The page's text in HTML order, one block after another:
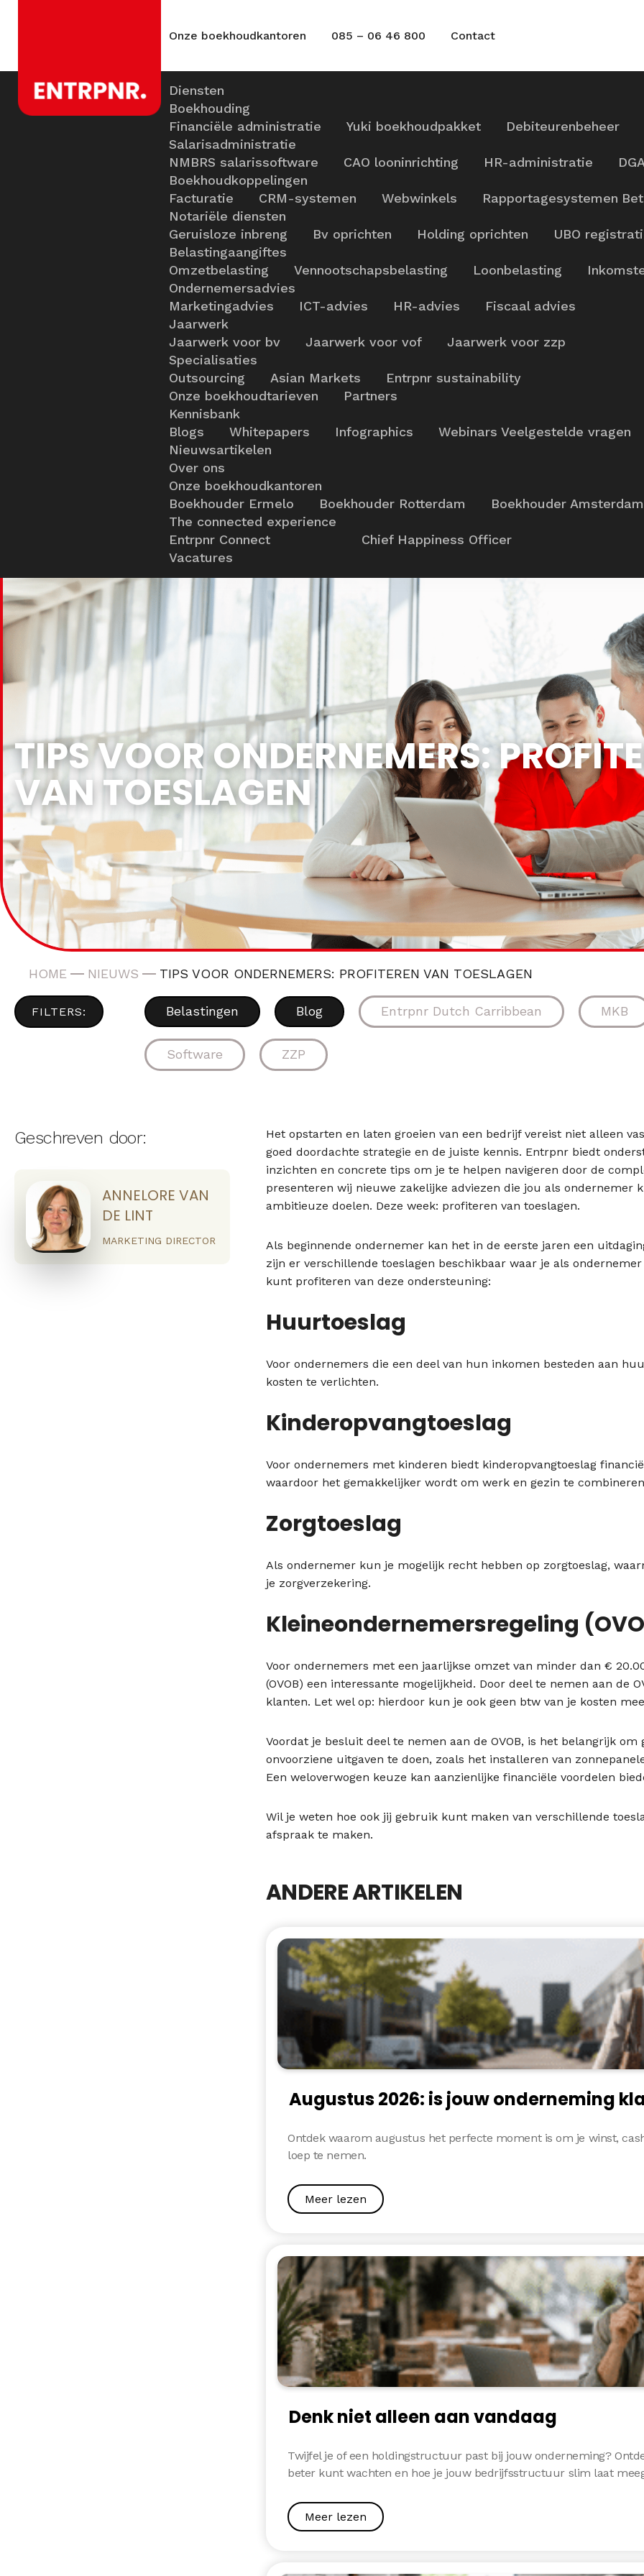
Onze boekhoudkantoren 085 – 06 46 800 Contact
Diensten
Boekhouding
Financiële administratie
Yuki boekhoudpakket
Debiteurenbeheer
Salarisadministratie
NMBRS salarissoftware
CAO looninrichting HR-administratie
Boekhoudkoppelingen
Facturatie
CRM-systemen Webwinkels Rapportagesystemen
Notariële diensten
Geruisloze inbreng
Bv oprichten Holding oprichten
UBO
Belastingaangiftes
Omzetbelasting
Vennootschapsbelasting Loonbelasting
Ondernemersadvies
Marketingadvies
ICT-advies HR-advies
Fiscaal advies
Jaarwerk
Jaarwerk voor bv
Jaarwerk voor vof
Jaarwerk voor zzp
Specialisaties
Outsourcing
Asian Markets
Entrpnr sustainability
Onze boekhoudtarieven
Partners
Kennisbank
Blogs
Whitepapers Infographics Webinars Veelgestelde vragen
Nieuwsartikelen
Over ons
Onze boekhoudkantoren
Boekhouder Ermelo
Boekhouder Rotterdam
Boekhouder Amsterdam
The connected experience
Entrpnr Connect
Chief Happiness Officer
Vacatures
TIPS VOOR ONDERNEMERS:
VAN TOESLAGEN
HOME NIEUWS TIPS VOOR ONDERNEMERS: PROFITEREN VAN TOESLAGEN
Belastingen Blog Entrpnr Dutch Carribbean MKB
Software ZZP
Geschreven door:
ANNELORE VAN
DE LINT
MARKETING DIRECTOR
Het opstarten en laten groeien van een bedrijf vereist niet alleen
goed doordachte strategie en de juiste kennis. Entrpnr biedt
inzichten en concrete tips om je te helpen navigeren door de
presenteren wij nieuwe zakelijke adviezen die jou als ondernemer
ambitieuze doelen. Deze week: profiteren van toeslagen.
Als beginnende ondernemer kan het in de eerste jaren een
zijn er verschillende toeslagen beschikbaar waar je als
kunt profiteren van deze ondersteuning:
Huurtoeslag
Voor ondernemers die een deel van hun inkomen besteden aan
kosten te verlichten.
Kinderopvangtoeslag
Voor ondernemers met kinderen biedt kinderopvangtoeslag
waardoor het gemakkelijker wordt om werk en gezin te
Zorgtoeslag
Als ondernemer kun je mogelijk recht hebben op zorgtoeslag,
je zorgverzekering.
Kleineondernemersregeling
Voor ondernemers met een jaarlijkse omzet van minder dan €
(OVOB) een interessante mogelijkheid. Door deel te nemen aan de
klanten. Let wel op: hierdoor kun je ook geen btw van je kosten
Voordat je besluit deel te nemen aan de OVOB, is het belangrijk
onvoorziene uitgaven te doen, zoals het installeren van
Een weloverwogen keuze kan aanzienlijke financiële voordelen
Wil je weten hoe ook jij gebruik kunt maken van verschillende
afspraak te maken.
ANDERE ARTIKELEN
Augustus 2026: is jouw onderneming
Ontdek waarom augustus het perfecte moment is om je winst,
loep te nemen.
Meer lezen
Denk niet alleen aan vandaag
Twijfel je of een holdingstructuur past bij jouw onderneming?
beter kunt wachten en hoe je jouw bedrijfsstructuur slim laat
Meer lezen